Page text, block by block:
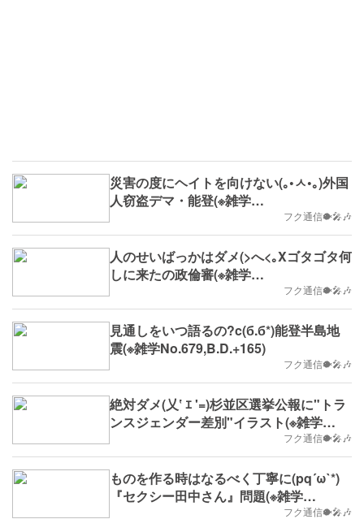
災害の度にヘイトを向けない(｡•ㅅ•｡)外国
人窃盗デマ・能登(※雑学
No.695,2024/3/4(月)～,B.D.+181)フク通信🐡🎤🎶
人のせいばっかはダメ(>へ<｡Xゴタゴタ何
しに来たの政倫審(※雑学
フク通信🐡🎤🎶
見通しをいつ語るの?c(б.б*)能登半島地
震(※雑学No.679,B.D.+165)
フク通信🐡🎤🎶
絶対ダメ(乂‛ ｴ '=)杉並区選挙公報に"トラ
ンスジェンダー差別"イラスト(※雑学
フク通信🐡🎤🎶
ものを作る時はなるべく丁寧に(pq´ω`*)
『セクシー田中さん』問題(※雑学
フク通信🐡🎤🎶